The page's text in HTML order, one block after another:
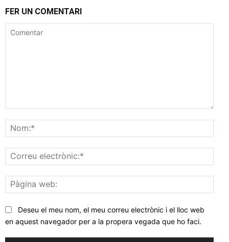
FER UN COMENTARI
web:
Deseu el meu nom, el meu correu electrònic i el lloc web
en aquest navegador per a la propera vegada que ho faci.